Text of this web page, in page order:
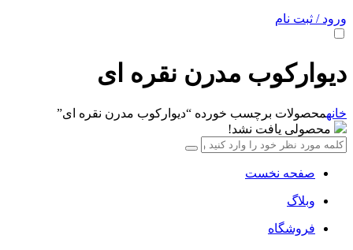
ورود / ثبت نام
دیوارکوب مدرن نقره ای
خانهمحصولات برچسب خورده “دیوارکوب مدرن نقره ای”
محصولی یافت نشد!
صفحه نخست
وبلاگ
فروشگاه